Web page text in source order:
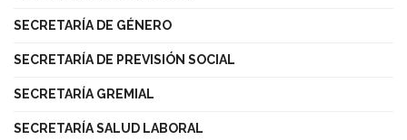
SECRETARÍA DE GÉNERO
SECRETARÍA DE PREVISIÓN SOCIAL
SECRETARÍA GREMIAL
SECRETARÍA SALUD LABORAL